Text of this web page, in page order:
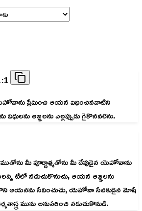
యెహోవాను ప్రేమించి ఆయన విధించినవాటిని
ఆజ్ఞలను ఎల్లప్పుడు గైకొనవలెను.
మీ పూర్ణాత్మతోను మీ దేవుడైన యెహోవాను
టిలో నడుచుకొనుచు, ఆయన ఆజ్ఞలను
ఆయనను సేవించుచు, యెహోవా సేవకుడైన మోషే
మును అనుసరించి నడుచుకొనుడి.